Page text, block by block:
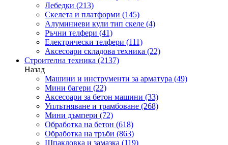
Лебедки (213)
Скелета и платформи (145)
Алуминиеви кули тип скеле (4)
Ръчни телфери (41)
Електрически телфери (111)
Аксесоари складова техника (22)
Строителна техника (2137)
Назад
Машини и инструменти за арматура (49)
Мини багери (22)
Аксесоари за бетон машини (33)
Уплътняване и трамбоване (268)
Мини дъмпери (72)
Обработка на бетон (618)
Обработка на тръби (863)
Шпакловка и замазка (119)